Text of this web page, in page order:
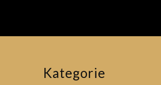
Kategorie